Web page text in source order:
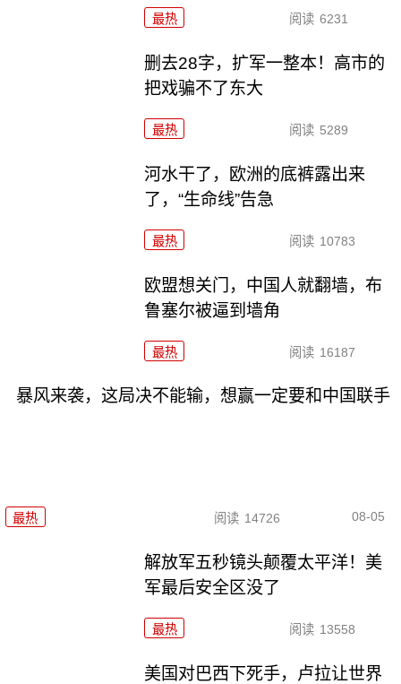
最热 阅读 6231
删去28字，扩军一整本！高市的
把戏骗不了东大
最热 阅读 5289
河水干了，欧洲的底裤露出来
了，“生命线”告急
最热 阅读 10783
欧盟想关门，中国人就翻墙，布
鲁塞尔被逼到墙角
最热 阅读 16187
暴风来袭，这局决不能输，想赢一定要和中国联手
最热 阅读 14726 08-05
解放军五秒镜头颠覆太平洋！美
军最后安全区没了
最热 阅读 13558
美国对巴西下死手，卢拉让世界